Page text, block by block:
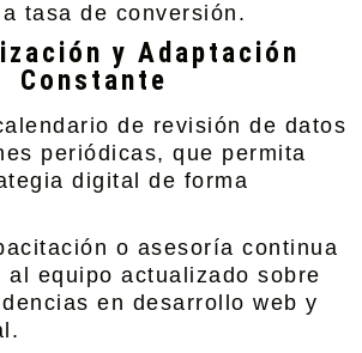
tasa de conversión.
y Adaptación
Constante
de revisión de datos
periódicas, que permita
digital de forma
o asesoría continua
al equipo actualizado sobre
en desarrollo web y